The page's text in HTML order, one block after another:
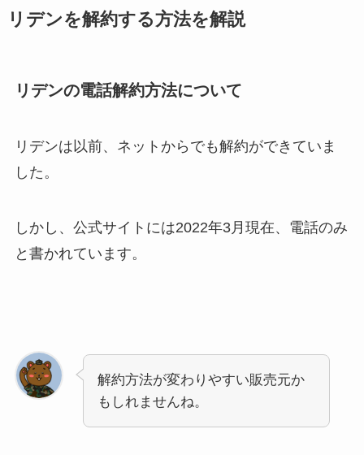
リデンを解約する方法を解説
リデンの電話解約方法について
リデンは以前、ネットからでも解約ができていま
した。
しかし、公式サイトには2022年3月現在、電話のみ
と書かれています。
解約方法が変わりやすい販売元か
もしれませんね。